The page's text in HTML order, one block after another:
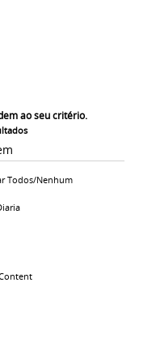
ao seu critério.
Todos/Nenhum